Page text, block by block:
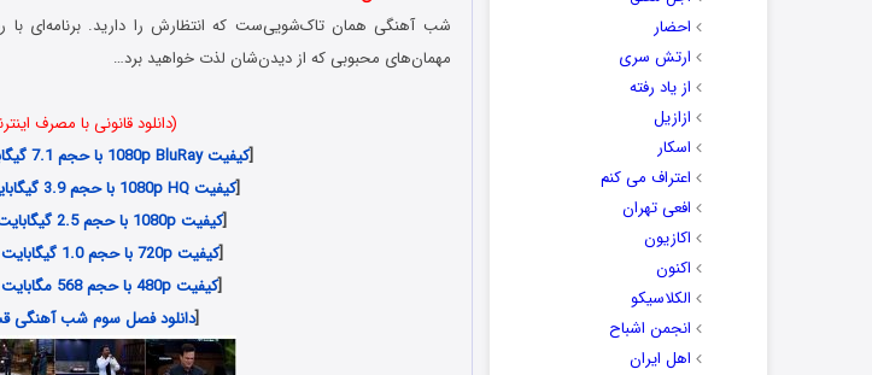
احضار
ارتش سری
از یاد رفته
ازازیل
اسکار
اعتراف می کنم
افعی تهران
اکازیون
اکنون
الکلاسیکو
انجمن اشباح
اهل ایران
شب‌ آهنگی همان تاک‌شویی‌ست که انتظارش را دارید. برنامه‌ای
مهمان‌های محبوبی که از دیدن‌شان لذت خواهید برد…
(دانلود قانونی با مصرف
[کیفیت 1080p BluRay با حجم 7.1 گیگابایت – 20.000 تومان
[کیفیت 1080p HQ با حجم 3.9 گیگابایت – 18.000 تومان
[کیفیت 1080p با حجم 2.5 گیگابایت – 15.000 تومان
[کیفیت 720p با حجم 1.0 گیگابایت – 13.000 تومان
[کیفیت 480p با حجم 568 مگابایت – 12.000 تومان
[دانلود فصل سوم شب